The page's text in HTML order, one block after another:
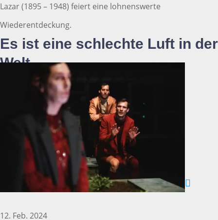
Es ist eine schlechte Luft in der
Welt
12. Feb. 2024
Lazar (1895 – 1948) feiert eine lohnenswerte
Wiederentdeckung.